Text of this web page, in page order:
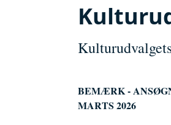
BEMÆRK -
MARTS 2026